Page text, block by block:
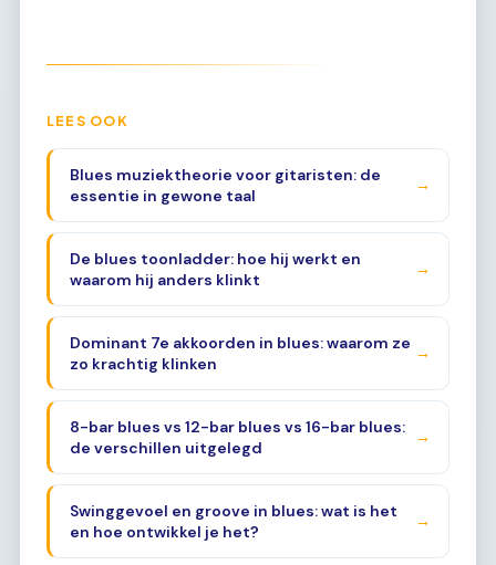
LEES OOK
Blues muziektheorie voor gitaristen: de
essentie in gewone taal
→
De blues toonladder: hoe hij werkt en
waarom hij anders klinkt
→
Dominant 7e akkoorden in blues: waarom ze
zo krachtig klinken
→
8-bar blues vs 12-bar blues vs 16-bar blues:
de verschillen uitgelegd
→
Swinggevoel en groove in blues: wat is het
en hoe ontwikkel je het?
→